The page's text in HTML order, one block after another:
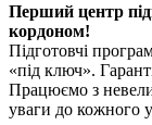
Перший центр
кордоном!
Підготовчі
«під ключ».
Працюємо з
уваги до кожного